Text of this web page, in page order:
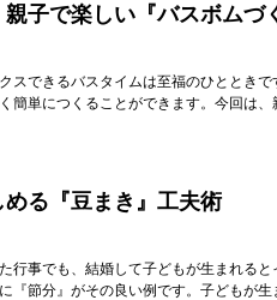
子で楽しい『バスボムづ
スできるバスタイムは至福のひとときで
簡単につくることができます。今回は、
る『豆まき』工夫術
行事でも、結婚して子どもが生まれると
『節分』がその良い例です。子どもが生